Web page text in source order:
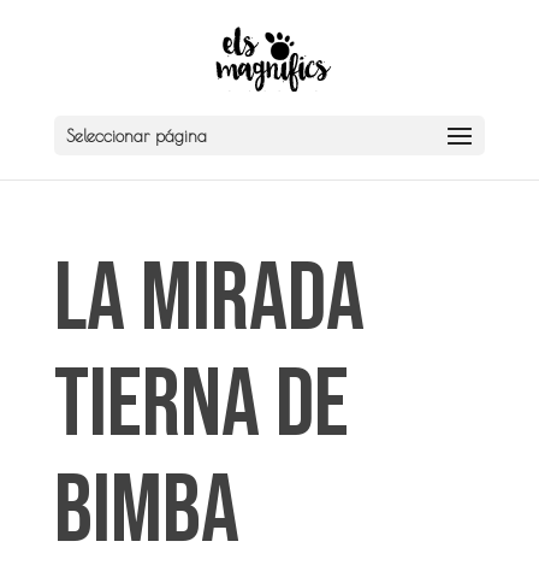
Seleccionar página
La mirada
tierna de
Bimba